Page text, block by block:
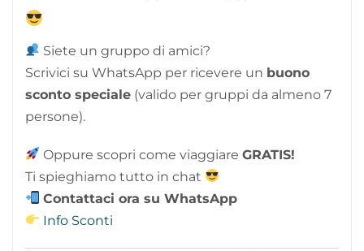
Siete un gruppo di amici?
Scrivici su WhatsApp per ricevere un buono
sconto speciale (valido per gruppi da almeno 7
persone).
Oppure scopri come viaggiareGRATIS!
Ti spieghiamo tutto in chat
Contattaci ora su WhatsApp
Info Sconti